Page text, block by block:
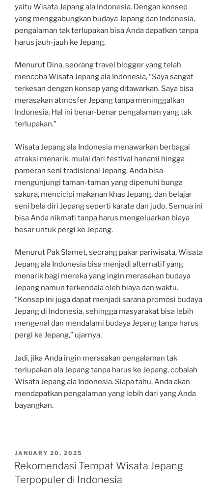
yaitu Wisata Jepang ala Indonesia. Dengan konsep
yang menggabungkan budaya Jepang dan Indonesia,
pengalaman tak terlupakan bisa Anda dapatkan tanpa
harus jauh-jauh ke Jepang.
Menurut Dina, seorang travel blogger yang telah
mencoba Wisata Jepang ala Indonesia, “Saya sangat
terkesan dengan konsep yang ditawarkan. Saya bisa
merasakan atmosfer Jepang tanpa meninggalkan
Indonesia. Hal ini benar-benar pengalaman yang tak
terlupakan.”
Wisata Jepang ala Indonesia menawarkan berbagai
atraksi menarik, mulai dari festival hanami hingga
pameran seni tradisional Jepang. Anda bisa
mengunjungi taman-taman yang dipenuhi bunga
sakura, mencicipi makanan khas Jepang, dan belajar
seni bela diri Jepang seperti karate dan judo. Semua ini
bisa Anda nikmati tanpa harus mengeluarkan biaya
besar untuk pergi ke Jepang.
Menurut Pak Slamet, seorang pakar pariwisata, Wisata
Jepang ala Indonesia bisa menjadi alternatif yang
menarik bagi mereka yang ingin merasakan budaya
Jepang namun terkendala oleh biaya dan waktu.
“Konsep ini juga dapat menjadi sarana promosi budaya
Jepang di Indonesia, sehingga masyarakat bisa lebih
mengenal dan mendalami budaya Jepang tanpa harus
pergi ke Jepang,” ujarnya.
Jadi, jika Anda ingin merasakan pengalaman tak
terlupakan ala Jepang tanpa harus ke Jepang, cobalah
Wisata Jepang ala Indonesia. Siapa tahu, Anda akan
mendapatkan pengalaman yang lebih dari yang Anda
bayangkan.
POSTED
ON
JANUARY 20, 2025
Rekomendasi Tempat Wisata Jepang
Terpopuler di Indonesia